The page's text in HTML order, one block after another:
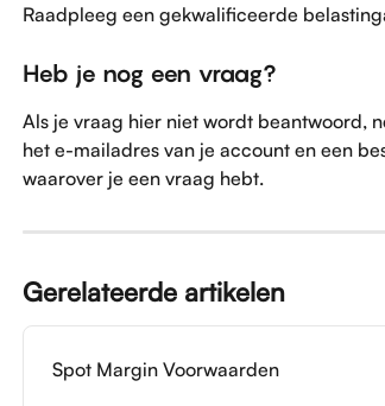
Raadpleeg een gekwalificeerde
Heb je nog een vraag?
Als je vraag hier niet wordt beantwoord,
het e-mailadres van je account en een
waarover je een vraag hebt.
Gerelateerde artikelen
Spot Margin Voorwaarden